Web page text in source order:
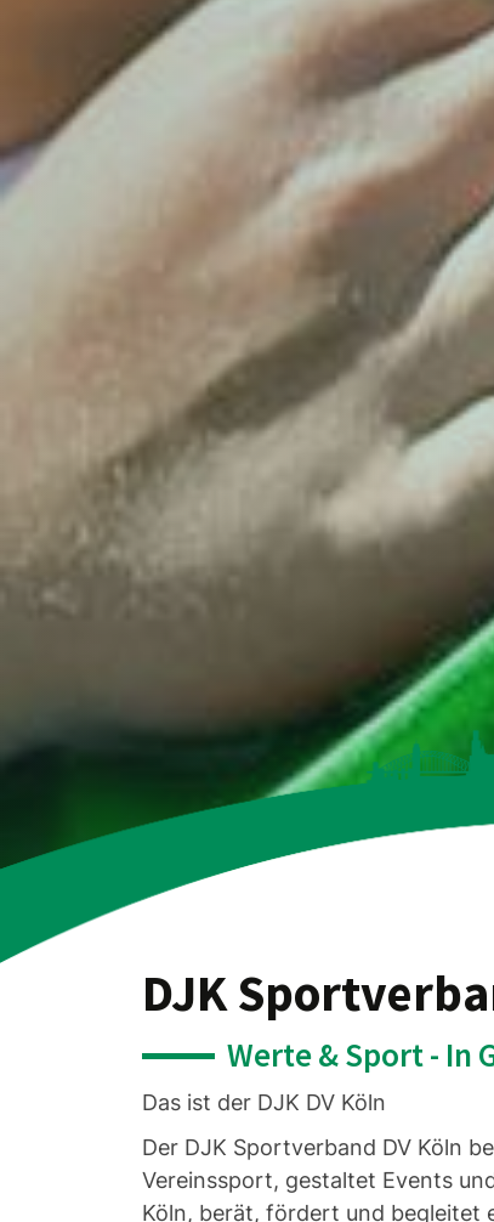
DJK
Werte & Sport - In
Das ist der DJK DV Köln
Der DJK Sportverband DV Köln
Vereinssport, gestaltet Events
Köln, berät, fördert und begleitet